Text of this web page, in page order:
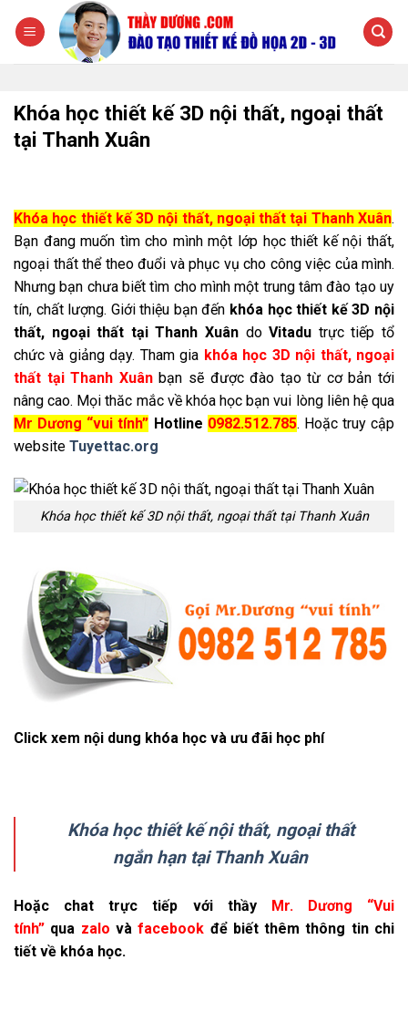
đến
Khóa học thiết kế 3D nội thất, ngoại thất
tại Thanh Xuân
Khóa học thiết kế 3D nội thất, ngoại thất tại Thanh Xuân.
Bạn đang muốn tìm cho mình một lớp học thiết kế nội thất,
ngoại thất thể theo đuổi và phục vụ cho công việc của mình.
Nhưng bạn chưa biết tìm cho mình một trung tâm đào tạo uy
tín, chất lượng. Giới thiệu bạn đến khóa học thiết kế 3D nội
thất, ngoại thất tại Thanh Xuân doVitadu trực tiếp tổ
chức và giảng dạy. Tham gia khóa học 3D nội thất, ngoại
thất tại Thanh Xuânbạn sẽ được đào tạo từ cơ bản tới
nâng cao. Mọi thăc mắc về khóa học bạn vui lòng liên hệ qua
Mr Dương “vui tính” Hotline 0982.512.785. Hoặc truy cập
website Tuyettac.org
Khóa học thiết kế 3D nội thất, ngoại thất tại Thanh Xuân
Click xem nội dung khóa học và ưu đãi học phí
Khóa học thiết kế nội thất, ngoại thất
ngắn hạn tại Thanh Xuân
Hoặc chat trực tiếp với thầy Mr. Dương “Vui
tính” qua zalo vàfacebook để biết thêm thông tin chi
tiết về khóa học.